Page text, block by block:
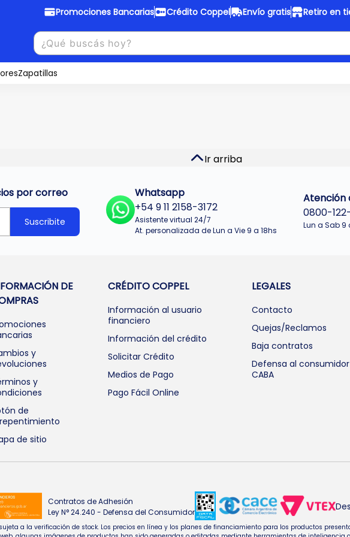
Promociones Bancarias Crédito Coppel Envío gratis Retiro en
Crédito Coppel
Hasta
Envío gratis
Zapatillas
Ir arriba
por correo
Suscribite
Whatsapp
+54 9 11 2158-3172
Asistente virtual 24/7
At. personalizada de Lun a Vie 9 a 18hs
Atención
0800-
Lun a Sab 9
DE
y
y
de
de sitio
CRÉDITO COPPEL
Información al usuario
financiero
Información del crédito
Solicitar Crédito
Medios de Pago
Pago Fácil Online
LEGALES
Contacto
Quejas/Reclamos
Baja contratos
Defensa al consumidor
CABA
Contratos de Adhesión
Ley N° 24.240 - Defensa del Consumidor
a la verificación de stock. Los precios en línea y los planes de financiamiento para los productos